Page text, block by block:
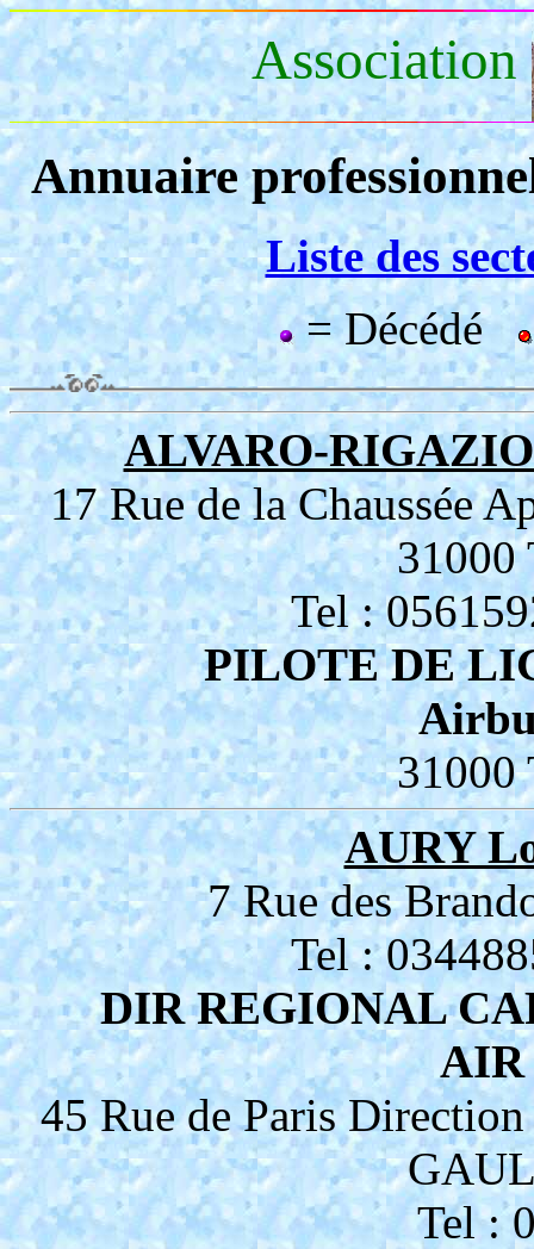
Association
Annuaire
Liste des
= Décédé
ALVARO-
17 Rue de la Chaussée
31000
Tel :
PILOTE DE
31000
AURY
7 Rue des
Tel :
DIR REGIONAL
AIR
45 Rue de Paris
Tel :